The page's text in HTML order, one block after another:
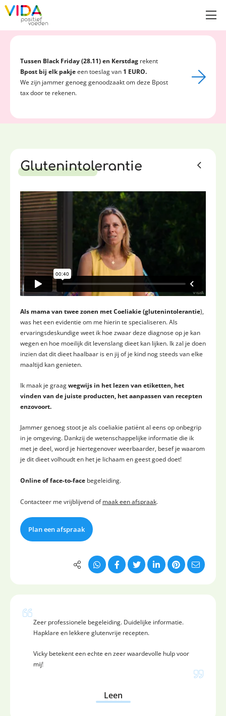
Tussen Black Friday (28.11) en Kerstdag rekent
Bpost bij elk pakjeeen toeslag van 1 EURO.
We zijn jammer genoeg genoodzaakt om deze Bpost
tax door te rekenen.
Glutenintolerantie
Als mama van twee zonen met Coeliakie (glutenintolerantie),
was het een evidentie om me hierin te specialiseren. Als
ervaringsdeskundige weet ik hoe zwaar deze diagnose op je kan
wegen en hoe moeilijk dit levenslang dieet kan lijken. Ik zal je doen
inzien dat dit dieet haalbaar is en jij of je kind nog steeds van elke
maaltijd kan genieten.
Ik maak je graagwegwijs in het lezen van etiketten, het
vinden van de juiste producten, het aanpassen van recepten
enzovoort.
Jammer genoeg stoot je als coeliakie patiënt al eens op onbegrip
in je omgeving. Dankzij de wetenschappelijke informatie die ik
met je deel, word je hiertegenover weerbaarder, besef je waarom
je dit dieet volhoudt en het je lichaam en geest goed doet!
Online of face-to-face begeleiding.
Contacteer me vrijblijvend ofmaak een afspraak.
Plan een afspraak
Zeer professionele begeleiding. Duidelijke informatie.
Hapklare en lekkere glutenvrije recepten.
Vicky betekent een echte en zeer waardevolle hulp voor
mij!
Leen